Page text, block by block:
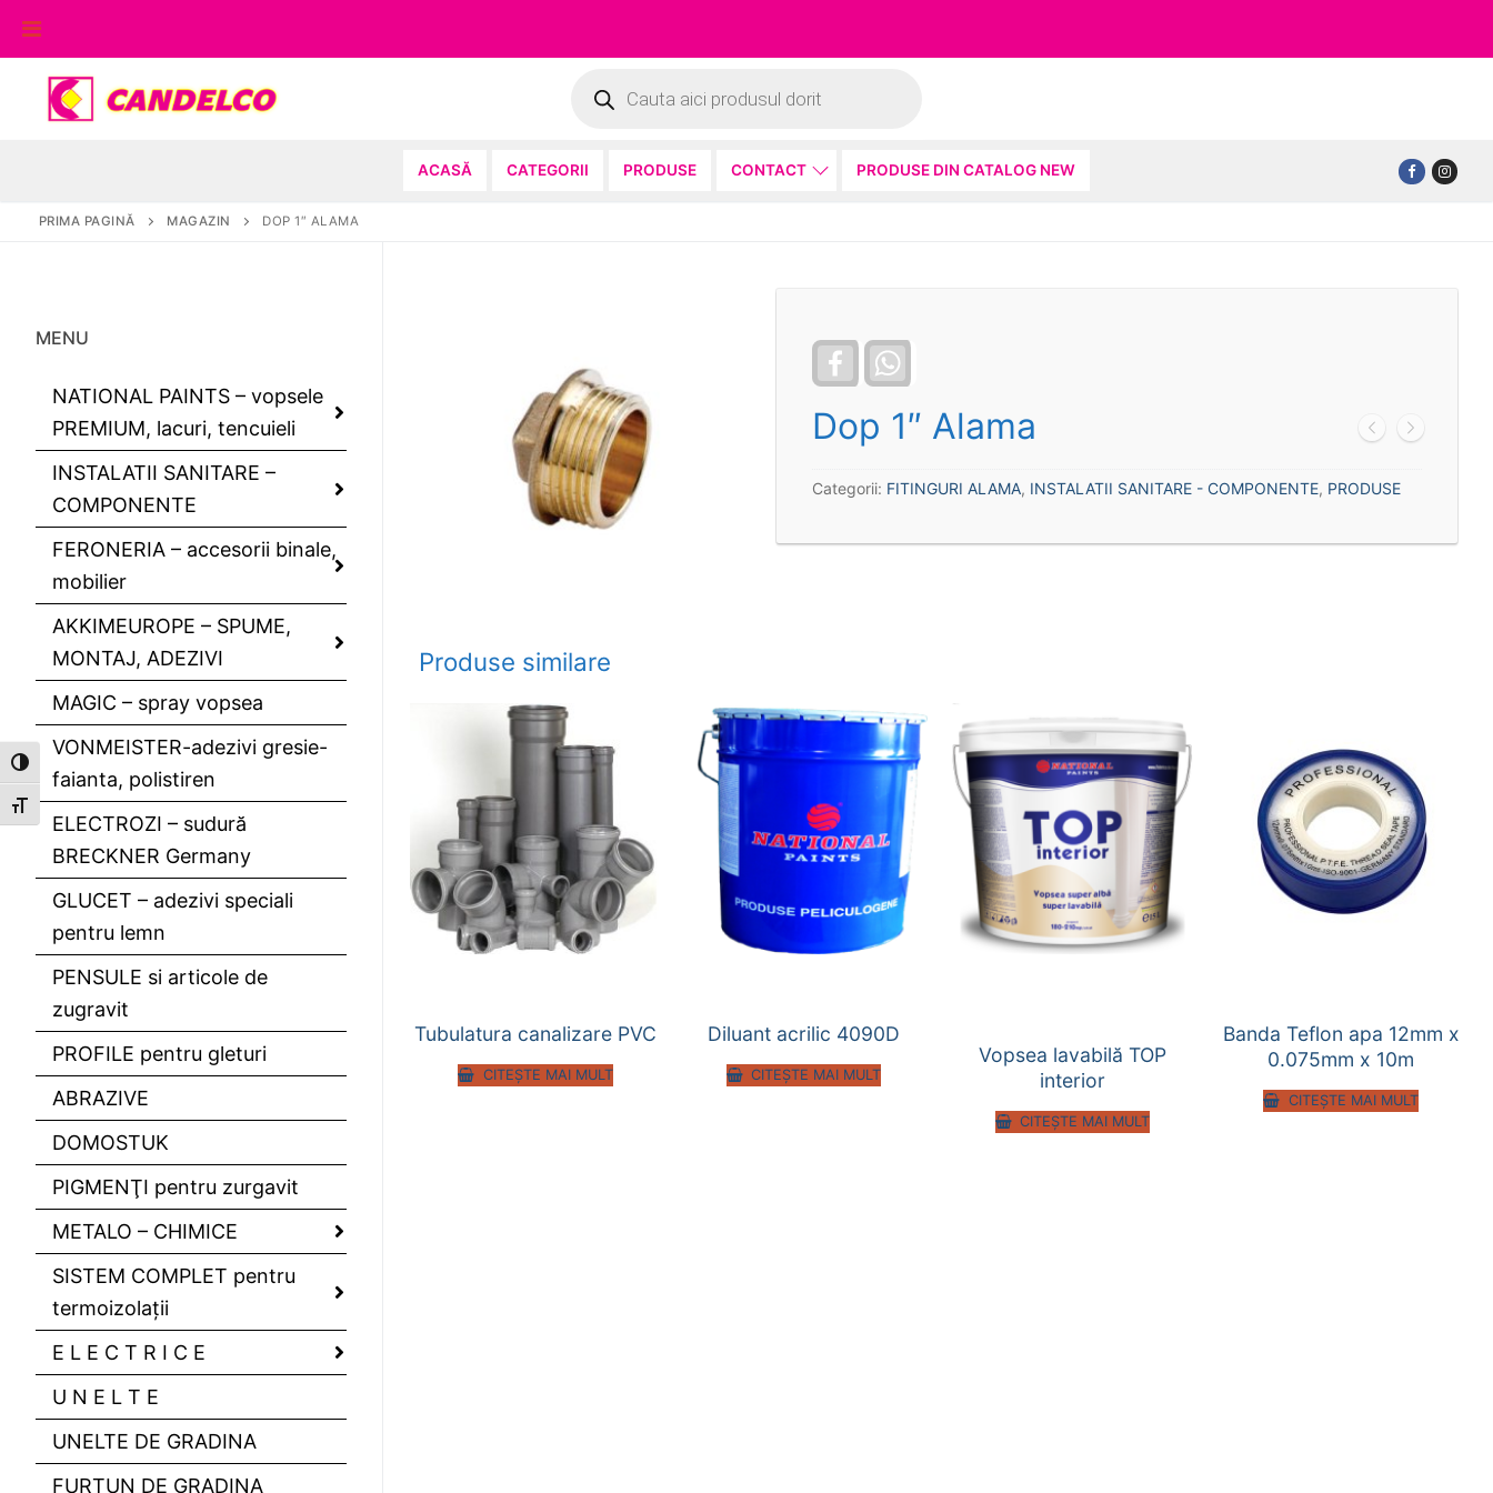
Toggle High Contrast
Toggle Font size
conținut
search
ACASĂ CATEGORII PRODUSE CONTACT PRODUSE DIN CATALOG NEW
PRIMA PAGINĂ MAGAZIN DOP 1″ ALAMA
Facebook
Dop 1″ Alama
Categorii: FITINGURI ALAMA, INSTALATII SANITARE - COMPONENTE, PRODUSE
Produse similare
Tubulatura canalizare PVC
CITEȘTE MAI MULT
Diluant acrilic 4090D
CITEȘTE MAI MULT
Vopsea lavabilă TOP
interior
CITEȘTE MAI MULT
Banda Teflon apa 12mm x
0.075mm x 10m
CITEȘTE MAI MULT
MENU
NATIONAL PAINTS – vopsele
PREMIUM, lacuri, tencuieli
INSTALATII SANITARE –
COMPONENTE
FERONERIA – accesorii binale,
mobilier
AKKIMEUROPE – SPUME,
MONTAJ, ADEZIVI
MAGIC – spray vopsea
VONMEISTER-adezivi gresie-
faianta, polistiren
ELECTROZI – sudură
BRECKNER Germany
GLUCET – adezivi speciali
pentru lemn
PENSULE si articole de
zugravit
PROFILE pentru gleturi
ABRAZIVE
DOMOSTUK
PIGMENŢI pentru zurgavit
METALO – CHIMICE
SISTEM COMPLET pentru
termoizolaţii
E L E C T R I C E
U N E L T E
UNELTE DE GRADINA
FURTUN DE GRADINA